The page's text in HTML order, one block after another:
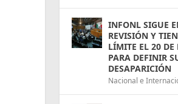
INFONL SIGUE
REVISIÓN Y
LÍMITE EL 20 DE
PARA DEFINIR
DESAPARICIÓN
Nacional e